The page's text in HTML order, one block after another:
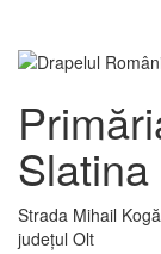
Slatina
Strada Mihail
județul Olt